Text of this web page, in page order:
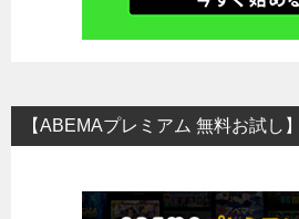
【ABEMAプレミアム 無料お試し